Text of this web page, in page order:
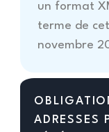
un format
terme de
novembre
ADRESSES